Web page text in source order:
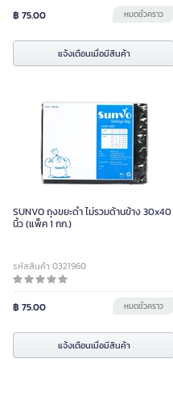
฿ 75.00 หมดชั่วคราว
แจ้งเตือนเมื่อมีสินค้า
SUNVO ถุงขยะดำ ไม่รวมด้านข้าง 30x40
นิ้ว (แพ็ค 1 กก.)
รหัสสินค้า 0321960
฿ 75.00 หมดชั่วคราว
แจ้งเตือนเมื่อมีสินค้า